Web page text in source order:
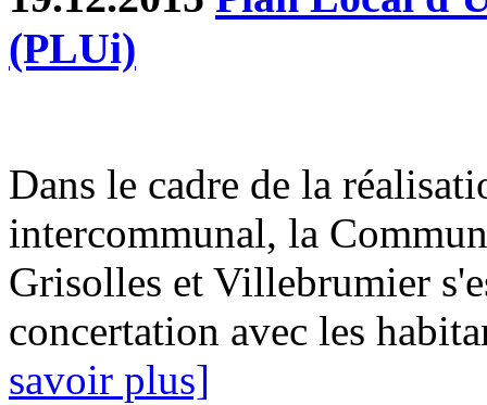
(PLUi)
Dans le cadre de la
intercommunal, la
Grisolles et Villebrumier
concertation avec les
savoir plus]